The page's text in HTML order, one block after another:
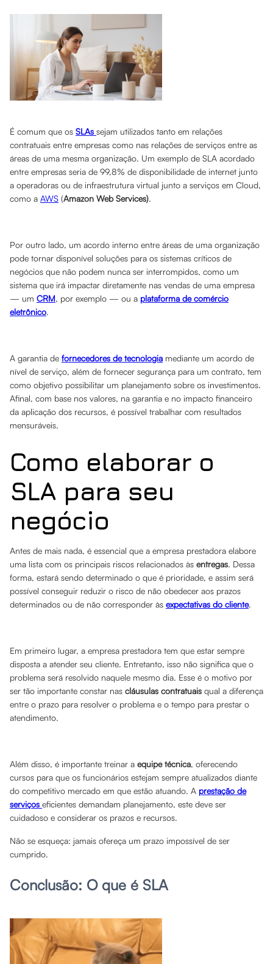
É comum que os SLAs sejam utilizados tanto em relações
contratuais entre empresas como nas relações de serviços entre as
áreas de uma mesma organização. Um exemplo de SLA acordado
entre empresas seria de 99,8% de disponibilidade de internet junto
a operadoras ou de infraestrutura virtual junto a serviços em Cloud,
como a AWS (Amazon Web Services).
Por outro lado, um acordo interno entre áreas de uma organização
pode tornar disponível soluções para os sistemas críticos de
negócios que não podem nunca ser interrompidos, como um
sistema que irá impactar diretamente nas vendas de uma empresa
— um CRM, por exemplo — ou a plataforma de comércio
eletrônico.
A garantia de fornecedores de tecnologia mediante um acordo de
nível de serviço, além de fornecer segurança para um contrato, tem
como objetivo possibilitar um planejamento sobre os investimentos.
Afinal, com base nos valores, na garantia e no impacto financeiro
da aplicação dos recursos, é possível trabalhar com resultados
mensuráveis.
Como elaborar o
SLA para seu
negócio
Antes de mais nada, é essencial que a empresa prestadora elabore
uma lista com os principais riscos relacionados às entregas. Dessa
forma, estará sendo determinado o que é prioridade, e assim será
possível conseguir reduzir o risco de não obedecer aos prazos
determinados ou de não corresponder às expectativas do cliente.
Em primeiro lugar, a empresa prestadora tem que estar sempre
disposta a atender seu cliente. Entretanto, isso não significa que o
problema será resolvido naquele mesmo dia. Esse é o motivo por
ser tão importante constar nas cláusulas contratuais qual a diferença
entre o prazo para resolver o problema e o tempo para prestar o
atendimento.
Além disso, é importante treinar a equipe técnica, oferecendo
cursos para que os funcionários estejam sempre atualizados diante
do competitivo mercado em que estão atuando. A prestação de
serviços eficientes demandam planejamento, este deve ser
cuidadoso e considerar os prazos e recursos.
Não se esqueça: jamais ofereça um prazo impossível de ser
cumprido.
Conclusão: O que é SLA